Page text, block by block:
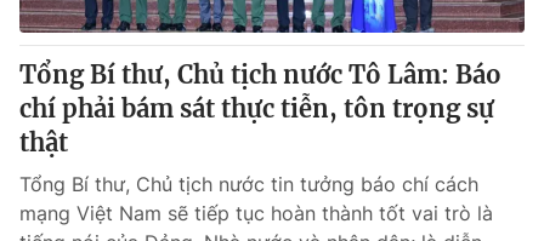
Tổng Bí thư, Chủ tịch nước Tô Lâm: Báo
chí phải bám sát thực tiễn, tôn trọng sự
thật
Tổng Bí thư, Chủ tịch nước tin tưởng báo chí cách
mạng Việt Nam sẽ tiếp tục hoàn thành tốt vai trò là